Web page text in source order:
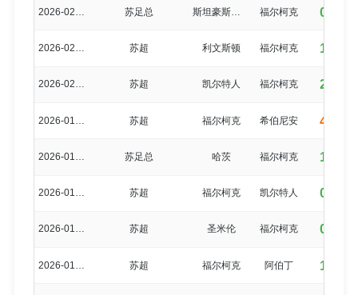
苏足总 福尔柯克 0-0
2026-02-05 苏超 利文斯顿 福尔柯克 1-2
2026-02-01 苏超 凯尔特人 福尔柯克 2-0
苏超 福尔柯克 希伯尼安 4-1
2026-01-18 苏足总 哈茨 福尔柯克 1-1
2026-01-15 苏超 福尔柯克 凯尔特人 0-1
2026-01-10 苏超 圣米伦 福尔柯克 0-2
苏超 福尔柯克 阿伯丁 1-0